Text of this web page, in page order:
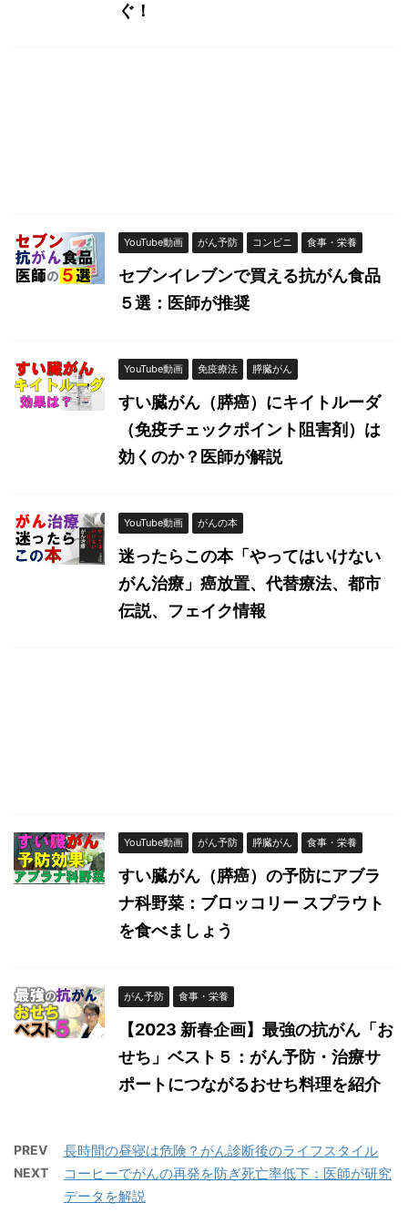
ぐ！
YouTube動画 がん予防 コンビニ 食事・栄養
セブンイレブンで買える抗がん食品
５選：医師が推奨
YouTube動画 免疫療法 膵臓がん
すい臓がん（膵癌）にキイトルーダ
（免疫チェックポイント阻害剤）は
効くのか？医師が解説
YouTube動画 がんの本
迷ったらこの本「やってはいけない
がん治療」癌放置、代替療法、都市
伝説、フェイク情報
YouTube動画 がん予防 膵臓がん 食事・栄養
すい臓がん（膵癌）の予防にアブラ
ナ科野菜：ブロッコリー スプラウト
を食べましょう
がん予防 食事・栄養
【2023 新春企画】最強の抗がん「お
せち」ベスト５：がん予防・治療サ
ポートにつながるおせち料理を紹介
PREV 長時間の昼寝は危険？がん診断後のライフスタイル
NEXT
コーヒーでがんの再発を防ぎ死亡率低下：医師が研究
データを解説